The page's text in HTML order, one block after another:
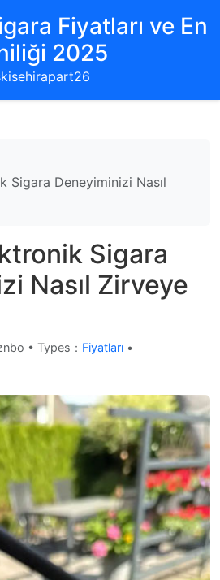
Fiyatları ve En
2025
Sigara Deneyiminizi Nasıl
Sigara
Nasıl Zirveye
• Types： Fiyatları •